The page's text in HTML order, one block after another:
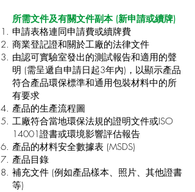
所需文件及有關文件副本 (新申請或續牌)​
申請表格連同申請費或續牌費
商業登記證和關於工廠的法律文件
由認可實驗室發出的測試報告和適用的聲
明 (需呈遞自申請日起3年內)，以顯示產品
符合產品環保標準和通用包裝材料中的所
有要求
產品的生產流程圖
工廠符合當地環保法規的證明文件或ISO
14001證書或環境影響評估報告
產品的材料安全數據表 (MSDS)
產品目錄
補充文件 (例如產品樣本、照片、其他證書
等)